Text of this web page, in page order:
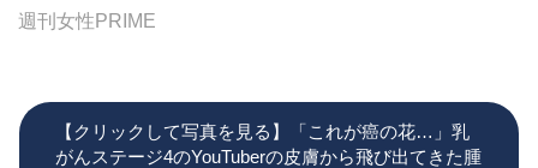
週刊女性PRIME
【クリックして写真を見る】「これが癌の花…」乳
がんステージ4のYouTuberの皮膚から飛び出てきた腫